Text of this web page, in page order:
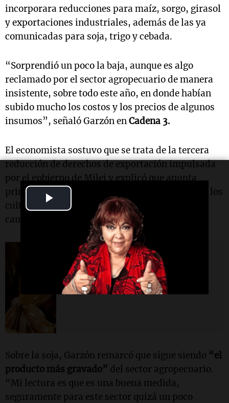
Video
incorporara reducciones para maíz, sorgo, girasol
y exportaciones industriales, además de las ya
comunicadas para soja, trigo y cebada.
“Sorprendió un poco la baja, aunque es algo
reclamado por el sector agropecuario de manera
insistente, sobre todo este año, en donde habían
subido mucho los costos y los precios de algunos
insumos”, señaló Garzón enCadena 3.
El economista sostuvo que se trata de la tercera
reducción de derechos de exportación impulsada
por el gobierno de Milei y explicó que apunta
principalmente a “descomprimir los cereales y los
cultivos de invierno”, de cara a la próxima
campaña.
Política y Economía
Amplían baja de retenciones a
más granos y la soja no
dependerá de lo recaudado
Sobre la soja, Garzón remarcó que sigue siendo “el
producto más gravado” del sector agropecuario.
“Mi lectura es que es una buena medida,
seguramente para este sector quizá un poco